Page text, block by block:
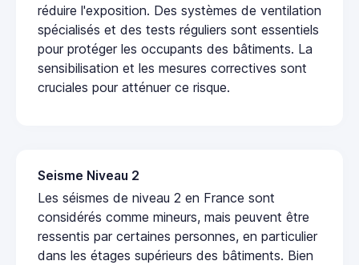
réduire l'exposition. Des systèmes de ventilation
spécialisés et des tests réguliers sont essentiels
pour protéger les occupants des bâtiments. La
sensibilisation et les mesures correctives sont
cruciales pour atténuer ce risque.
Seisme Niveau 2
Les séismes de niveau 2 en France sont
considérés comme mineurs, mais peuvent être
ressentis par certaines personnes, en particulier
dans les étages supérieurs des bâtiments. Bien